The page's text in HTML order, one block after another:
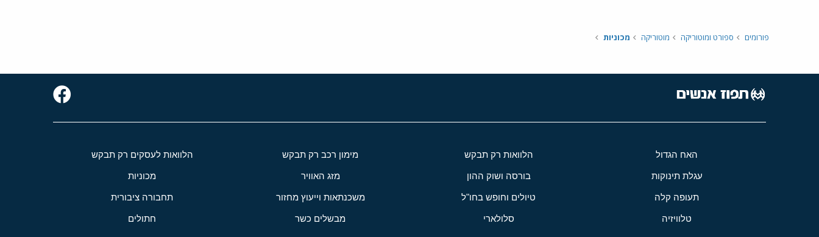
פורומים ספורט ומוטוריקה מוטוריקה מכוניות
האח הגדול הלוואות רק תבקש מימון רכב רק תבקש הלוואות לעסקים רק תבקש
עגלת תינוקות בורסה ושוק ההון מזג האוויר מכוניות
תעופה קלה טיולים וחופש בחו"ל משכנתאות וייעוץ מחזור תחבורה ציבורית
טלוויזיה סלולארי מבשלים כשר חתולים